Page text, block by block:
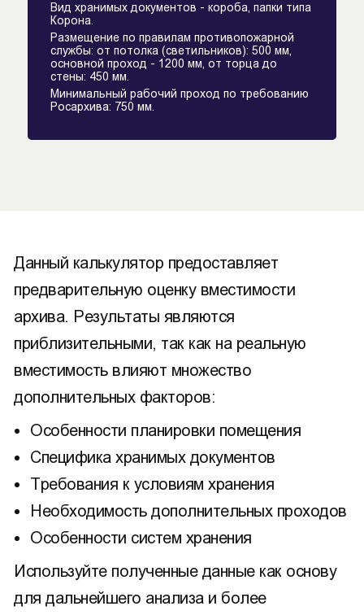
Вид хранимых документов - короба, папки типа
Корона.
Размещение по правилам противопожарной
службы: от потолка (светильников): 500 мм,
основной проход - 1200 мм, от торца до
стены: 450 мм.
Минимальный рабочий проход по требованию
Росархива: 750 мм.
Данный калькулятор предоставляет
предварительную оценку вместимости
архива. Результаты являются
приблизительными, так как на реальную
вместимость влияют множество
дополнительных факторов:
Особенности планировки помещения
Специфика хранимых документов
Требования к условиям хранения
Необходимость дополнительных проходов
Особенности систем хранения
Используйте полученные данные как основу
для дальнейшего анализа и более